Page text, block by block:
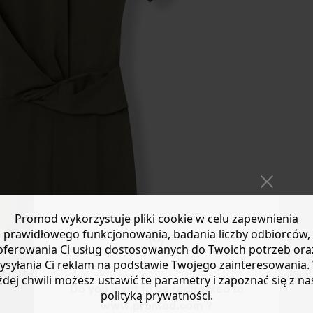
Do you want to be redirected to
www.promod.com ?
Promod wykorzystuje pliki cookie w celu zapewnienia
prawidłowego funkcjonowania, badania liczby odbiorców,
Ci usług dostosowanych do Twoich potrzeb
Ci reklam na podstawie Twojego zainteresowania.
chwili możesz ustawić te parametry i zapoznać się z
polityką prywatności.